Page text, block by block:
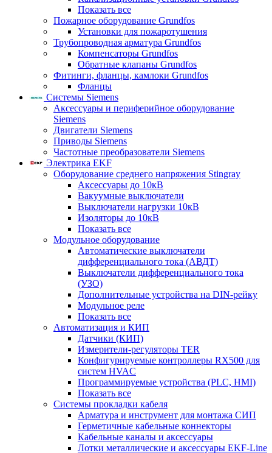
Показать все
Пожарное оборудование Grundfos
Установки для пожаротушения
Трубопроводная арматура Grundfos
Компенсаторы Grundfos
Обратные клапаны Grundfos
Фитинги, фланцы, камлоки Grundfos
Фланцы
Системы Siemens
Аксессуары и периферийное оборудование
Siemens
Двигатели Siemens
Приводы Siemens
Частотные преобразователи Siemens
Электрика EKF
Оборудование среднего напряжения Stingray
Аксессуары до 10кВ
Вакуумные выключатели
Выключатели нагрузки 10кВ
Изоляторы до 10кВ
Показать все
Модульное оборудование
Автоматические выключатели
дифференциального тока (АВДТ)
Выключатели дифференциального тока
(УЗО)
Дополнительные устройства на DIN-рейку
Модульное реле
Показать все
Автоматизация и КИП
Датчики (КИП)
Измерители-регуляторы TER
Конфигурируемые контроллеры RX500 для
систем HVAC
Программируемые устройства (PLC, HMI)
Показать все
Системы прокладки кабеля
Арматура и инструмент для монтажа СИП
Герметичные кабельные коннекторы
Кабельные каналы и аксессуары
Лотки металлические и аксессуары EKF-Line